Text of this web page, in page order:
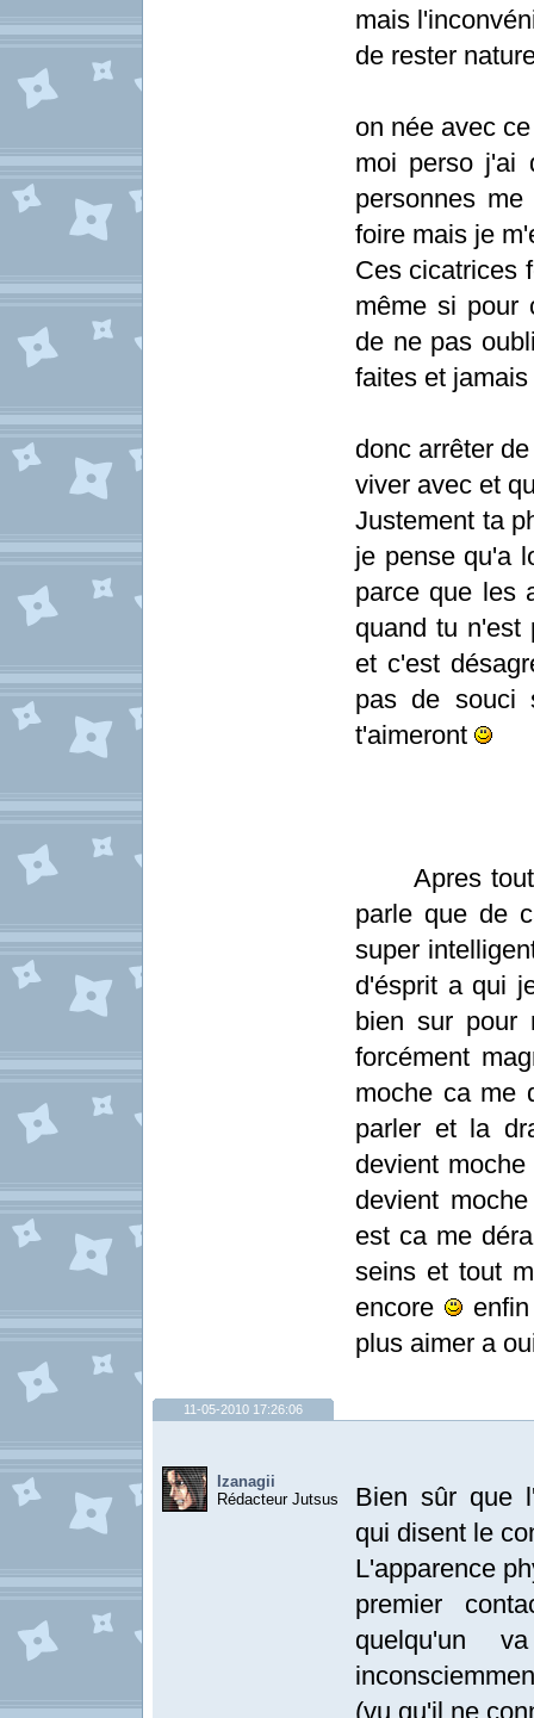
mais
de rester
on née avec
moi perso j'ai
personnes
foire mais je
Ces cicatrices
même si pour
de ne pas
faites et
donc arrêter
viver avec et
Justement ta
je pense qu'a
parce que les
quand tu n'est
et c'est
pas de souci
t'aimeront
Apres tout
parle que de
super
d'ésprit a qui
bien sur pour
forcément
moche ca me
parler et la
devient
devient
est ca me
seins et tout
encore
plus aimer a
11-05-2010 17:26:06
Izanagii
Rédacteur Jutsus
Bien sûr que
qui disent le
L'apparence
premier
quelqu'un
(vu qu'il ne